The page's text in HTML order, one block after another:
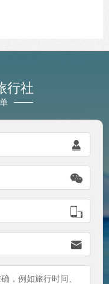
行社



